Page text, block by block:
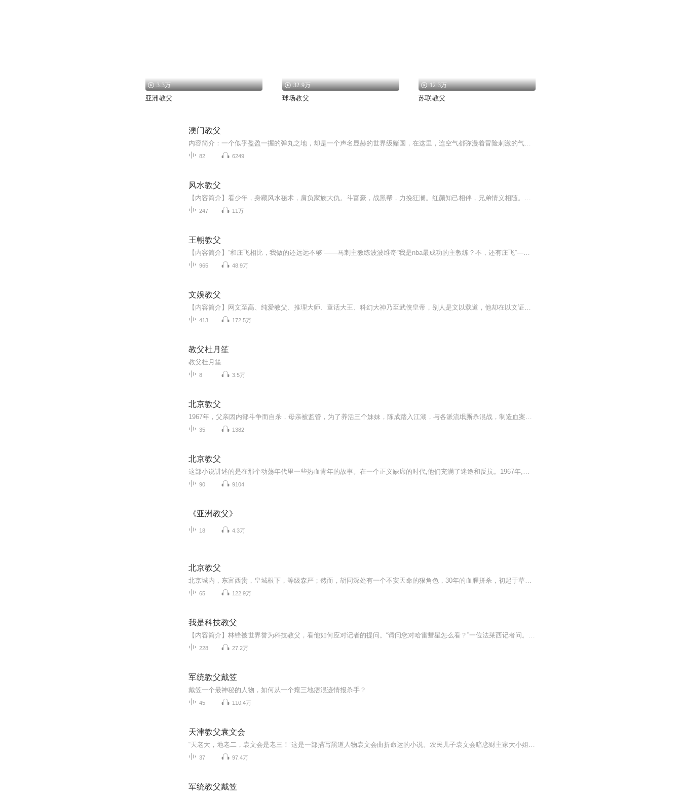
3.3万
亚洲教父
32.9万
球场教父
12.3万
苏联教父
澳门教父
内容简介：一个似乎盈盈一握的弹丸之地，却是一个声名显赫的世界级赌国，在这里，连空气都弥漫着冒险刺激的气味。 赌博造就了独一无二的澳门。 赌博是澳门的经济支柱。赌博渗透澳门的每一个角落。 赌博也造就了澳门的三大教父--赌圣、赌袅、赌王，在澳门这...
82 6249
风水教父
【内容简介】看少年，身藏风水秘术，肩负家族大仇。斗富豪，战黑帮，力挽狂澜。红颜知己相伴，兄弟情义相随。血雨腥风，荣华富贵，终成绝世大业。【作者/主播简介】作者：大明小元，网络小说作家。主播：奔腾的东方【购买须知】1、部分集数可免费试听，具...
247 11万
王朝教父
【内容简介】“和庄飞相比，我做的还远远不够”——马刺主教练波波维奇“我是nba最成功的主教练？不，还有庄飞”——湖人主教练菲尔杰克逊“如果能在庄的麾下打球，我愿意一直打到50岁”——奇才老将乔丹“我希望跟庄先生在一起打球，他现在是单身，我们也...
965 48.9万
文娱教父
【内容简介】网文至高、纯爱教父、推理大师、童话大王、科幻大神乃至武侠皇帝，别人是文以载道，他却在以文证道！【作者/主播简介】作者：我最白，网络小说作家。主播：恋恋有声工作室，掷地有声旗下，恋恋有声工作室。【购买须知】1、本作品为付费有声书...
413 172.5万
教父杜月笙
教父杜月笙
8 3.5万
北京教父
1967年，父亲因内部斗争而自杀，母亲被监管，为了养活三个妹妹，陈成踏入江湖，与各派流氓厮杀混战，制造血案无数，迅速成长为京城流氓头子，在各种传闻中被夸张的渲染为凶神恶煞的杀人恶魔，市民闻之色变，而那时，他不过是个年仅17岁的少年。此后数十年...
35 1382
北京教父
这部小说讲述的是在那个动荡年代里一些热血青年的故事。在一个正义缺席的时代,他们充满了迷途和反抗。1967年,父亲因内部斗争自杀,母亲被监管,为了养活三个妹妹,陈成踏入江湖,与各派流氓厮杀混战,制造血案无数,迅速成长为京城流氓头子,在各种传闻中被夸张渲...
90 9104
《亚洲教父》
18 4.3万
北京教父
北京城内，东富西贵，皇城根下，等级森严；然而，胡同深处有一个不安天命的狠角色，30年的血腥拼杀，初起于草莽，终立于潮头，在他身上，依次盖上了北京城30多年社会巨变的全部烙印......
65 122.9万
我是科技教父
【内容简介】林锋被世界誉为科技教父，看他如何应对记者的提问。“请问您对哈雷彗星怎么看？”一位法莱西记者问。哈雷彗星？林锋微微一笑，按动手中的按钮：“不要问我怎么看，我嫌累眼睛。”法莱西记者看着烟火般的星空，呆若木鸡。“林先生，听说岛国要...
228 27.2万
军统教父戴笠
戴笠一个最神秘的人物，如何从一个瘪三地痞混迹情报杀手？
45 110.4万
天津教父袁文会
“天老大，地老二，袁文会是老三！”这是一部描写黑道人物袁文会曲折命运的小说。农民儿子袁文会暗恋财主家大小姐余欣怡，愿望无法实现，却激发了他志在必得的斗志。于是，袁文会在大都市天津开始打拼，讨饭、当兵、当警察、涉黑、经营黄赌毒，成为日本人...
37 97.4万
军统教父戴笠